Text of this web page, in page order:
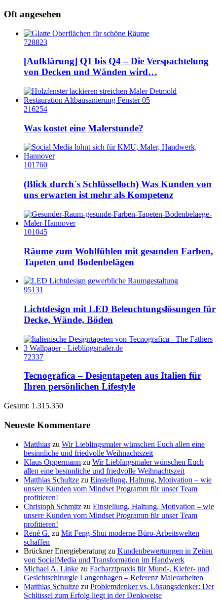
Oft angesehen
728823
[Aufklärung] Q1 bis Q4 – Die Verspachtelung
von Decken und Wänden wird…
216254
Was kostet eine Malerstunde?
101760
(Blick durch´s Schlüsselloch) Was Kunden von
uns erwarten ist mehr als Kompetenz
101045
Räume zum Wohlfühlen mit gesunden Farben,
Tapeten und Bodenbelägen
95131
Lichtdesign mit LED Beleuchtungslösungen für
Decke, Wände, Böden
72337
Tecnografica – Designtapeten aus Italien für
Ihren persönlichen Lifestyle
Gesamt: 1.315.350
Neueste Kommentare
Matthias zu Wir Lieblingsmaler wünschen Euch allen eine
besinnliche und friedvolle Weihnachtszeit
Klaus Oppermann zu Wir Lieblingsmaler wünschen Euch
allen eine besinnliche und friedvolle Weihnachtszeit
Matthias Schultze zu Einstellung, Haltung, Motivation – wie
unsere Kunden vom Mindset Programm für unser Team
profitieren!
Christoph Schmitz zu Einstellung, Haltung, Motivation – wie
unsere Kunden vom Mindset Programm für unser Team
profitieren!
René G. zu Mit Feng-Shui moderne Büro-Arbeitswelten
schaffen
Brückner Energieberatung zu Kundenbewertungen in Zeiten
von SocialMedia und Transformation im Handwerk
Michael A. Linke zu Facharztpraxis für Mund-, Kiefer- und
Gesichtschirurgie Langenhagen – Referenz Malerarbeiten
Matthias Schultze zu Problemdenker vs. Lösungsdenker: Der
Schlüssel zum Erfolg liegt in der Denkweise